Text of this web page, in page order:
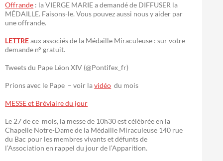
Offrande : la VIERGE MARIE a demandé de DIFFUSER la
MÉDAILLE. Faisons-le. Vous pouvez aussi nous y aider par
une offrande.
LETTREaux associés de la Médaille Miraculeuse : sur votre
demande n° gratuit.
Tweets du Pape Léon XIV (@Pontifex_fr)
Prions avec le Pape – voir lavidéo du mois
MESSE et Bréviaire du jour
Le 27 de ce mois, la messe de 10h30 est célébrée en la
Chapelle Notre-Dame de la Médaille Miraculeuse 140 rue
du Bac pour les membres vivants et défunts de
l’Association en rappel du jour de l’Apparition.